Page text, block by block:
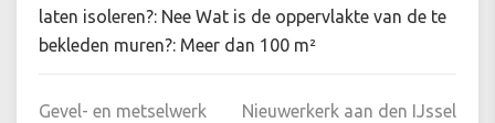
laten isoleren?: Nee Wat is de oppervlakte van de te
bekleden muren?: Meer dan 100 m²
Gevel- en metselwerk Nieuwerkerk aan den IJssel